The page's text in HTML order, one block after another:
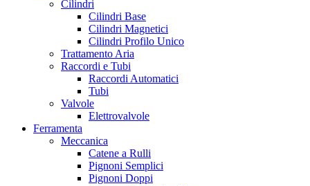
Cilindri
Cilindri Base
Cilindri Magnetici
Cilindri Profilo Unico
Trattamento Aria
Raccordi e Tubi
Raccordi Automatici
Tubi
Valvole
Elettrovalvole
Ferramenta
Meccanica
Catene a Rulli
Pignoni Semplici
Pignoni Doppi